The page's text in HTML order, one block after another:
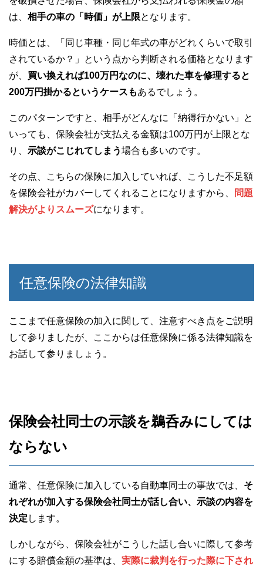
は、 相手の車の「時価」が上限となります。
時価とは、「同じ車種・同じ年式の車がどれくらいで取引
されているか？」という点から判断される価格となります
が、 買い換えれば100万円なのに、壊れた車を修理すると
200万円掛かるというケースもあるでしょう。
このパターンですと、相手がどんなに「納得行かない」と
いっても、保険会社が支払える金額は100万円が上限とな
り、 示談がこじれてしまう場合も多いのです。
その点、こちらの保険に加入していれば、こうした不足額
を保険会社がカバーしてくれることになりますから、
問題
解決がよりスムーズになります。
任意保険の法律知識
ここまで任意保険の加入に関して、注意すべき点をご説明
して参りましたが、ここからは任意保険に係る法律知識を
お話して参りましょう。
保険会社同士の示談を鵜呑みにしては
ならない
通常、任意保険に加入している自動車同士の事故では、 そ
れぞれが加入する保険会社同士が話し合い、示談の内容を
決定 します。
しかしながら、保険会社がこうした話し合いに際して参考
にする賠償金額の基準は、 実際に裁判を行った際に下され